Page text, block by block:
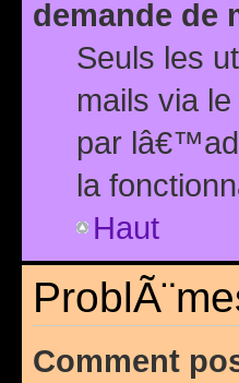
demande de
Seuls les
mails via
par
la
Haut
Comment